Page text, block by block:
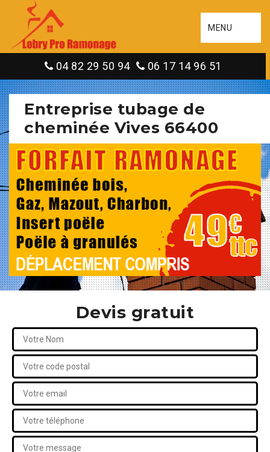
MENU
04 82 29 50 94 06 17 14 96 51
Entreprise tubage de
cheminée Vives 66400
Devis gratuit